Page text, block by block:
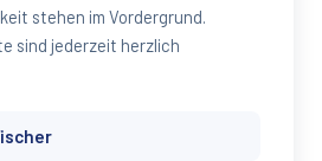
stehen im Vordergrund.
sind jederzeit herzlich